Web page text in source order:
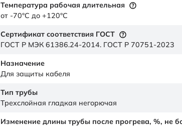
Температура рабочая длительная
от -70°C до +120°C
Сертификат соответствия ГОСТ
ГОСТ Р МЭК 61386.24-2014. ГОСТ Р 70751-2023
Назначение
Для защиты кабеля
Тип трубы
Трехслойная гладкая негорючая
Изменение длины трубы после прогрева, %, не